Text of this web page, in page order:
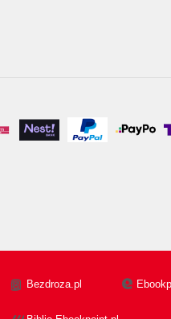
Bezdroza.pl